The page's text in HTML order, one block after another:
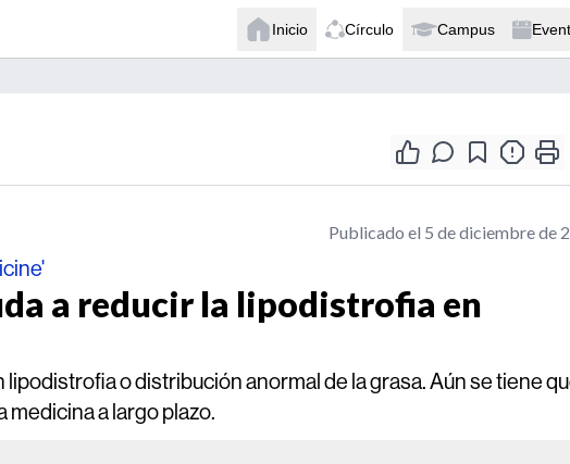
Inicio Círculo Campus
Publicado el 5 de diciembre de
a reducir la lipodistrofia en
o distribución anormal de la grasa. Aún se tiene
medicina a largo plazo.